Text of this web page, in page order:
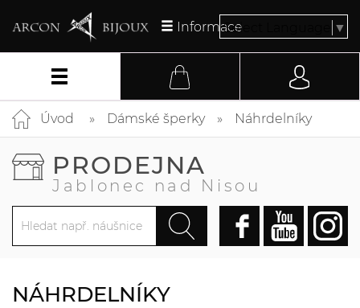
InformaceSelect Language ▼
Úvod Dámské šperky Náhrdelníky
PRODEJNA
Jablonec nad Nisou
NÁHRDELNÍKY